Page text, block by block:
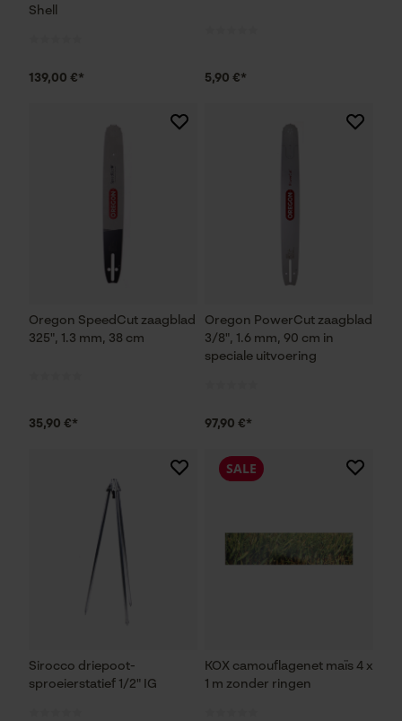
Shell
139,00 €* 5,90 €*
Oregon SpeedCut zaagblad
325", 1.3 mm, 38 cm
35,90 €*
Oregon PowerCut zaagblad
3/8", 1.6 mm, 90 cm in
speciale uitvoering
97,90 €*
Sirocco driepoot-
sproeierstatief 1/2" IG
KOX camouflagenet maïs 4 x
1 m zonder ringen
SALE